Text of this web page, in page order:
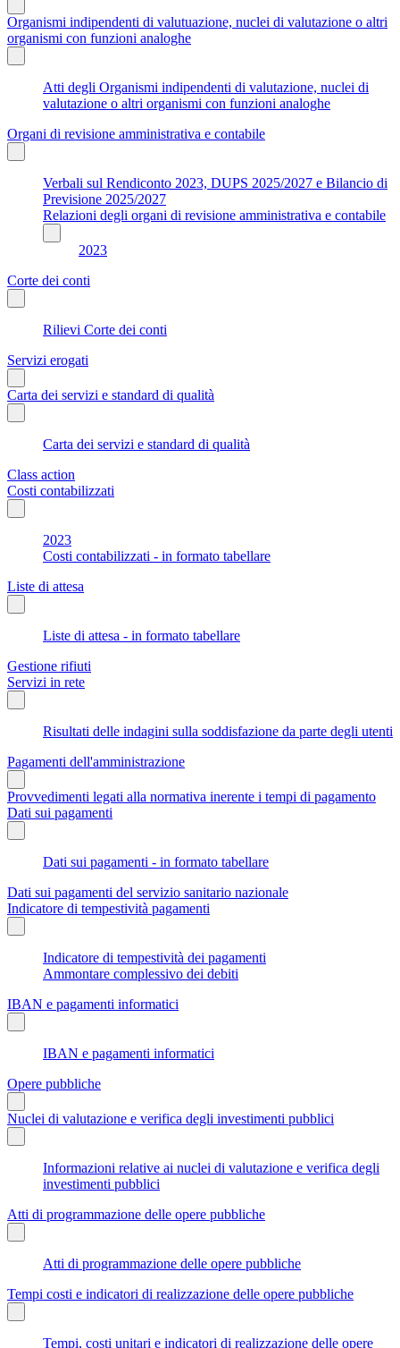
Organismi indipendenti di valutuazione, nuclei di valutazione o altri
organismi con funzioni analoghe
Atti degli Organismi indipendenti di valutazione, nuclei di
valutazione o altri organismi con funzioni analoghe
Organi di revisione amministrativa e contabile
Verbali sul Rendiconto 2023, DUPS 2025/2027 e Bilancio di
Previsione 2025/2027
Relazioni degli organi di revisione amministrativa e contabile
2023
Corte dei conti
Rilievi Corte dei conti
Servizi erogati
Carta dei servizi e standard di qualità
Carta dei servizi e standard di qualità
Class action
Costi contabilizzati
2023
Costi contabilizzati - in formato tabellare
Liste di attesa
Liste di attesa - in formato tabellare
Gestione rifiuti
Servizi in rete
Risultati delle indagini sulla soddisfazione da parte degli utenti
Pagamenti dell'amministrazione
Provvedimenti legati alla normativa inerente i tempi di pagamento
Dati sui pagamenti
Dati sui pagamenti - in formato tabellare
Dati sui pagamenti del servizio sanitario nazionale
Indicatore di tempestività pagamenti
Indicatore di tempestività dei pagamenti
Ammontare complessivo dei debiti
IBAN e pagamenti informatici
IBAN e pagamenti informatici
Opere pubbliche
Nuclei di valutazione e verifica degli investimenti pubblici
Informazioni relative ai nuclei di valutazione e verifica degli
investimenti pubblici
Atti di programmazione delle opere pubbliche
Atti di programmazione delle opere pubbliche
Tempi costi e indicatori di realizzazione delle opere pubbliche
Tempi, costi unitari e indicatori di realizzazione delle opere